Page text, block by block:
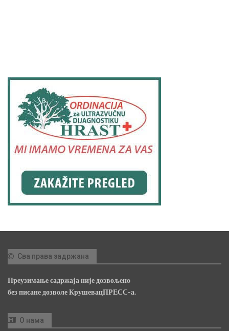
Сва права задржана
Преузимање садржаја није дозвољено
без писане дозволе КрушевацПРЕСС-а.
О нама